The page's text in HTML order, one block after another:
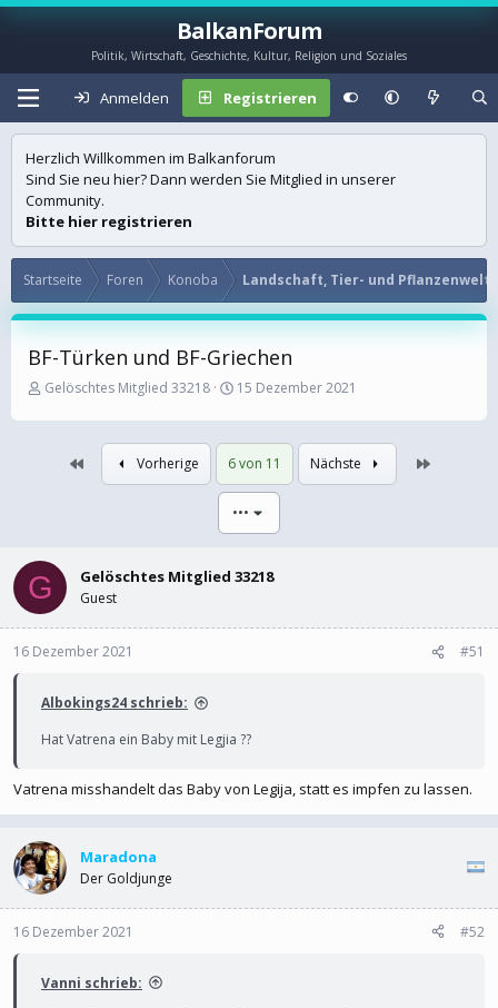
BalkanForum
Politik, Wirtschaft, Geschichte, Kultur, Religion und Soziales
Anmelden Registrieren
Herzlich Willkommen im Balkanforum
Sind Sie neu hier? Dann werden Sie Mitglied in unserer
Community.
Bitte hier registrieren
Startseite Foren Konoba Landschaft, Tier- und Pflanzenwelt
BF-Türken und BF-Griechen
E
s
Gelöschtes Mitglied 33218
E
s
t
e
l
l
15 Dezember 2021
Erste Vorherige 6 von 11 Nächste Letzte
•••
G Gelöschtes Mitglied 33218
Guest
16 Dezember 2021 #51
Albokings24 schrieb:
Hat Vatrena ein Baby mit Legjia ??
Vatrena misshandelt das Baby von Legija, statt es impfen zu lassen.
Maradona
Der Goldjunge
16 Dezember 2021 #52
Vanni schrieb: